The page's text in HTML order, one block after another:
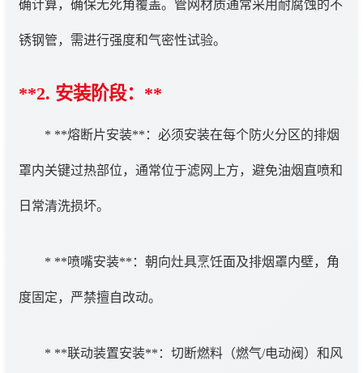
确计算，确保无死角覆盖。管网材质通常采用耐腐蚀的不
锈钢管，需进行强度和气密性试验。
**2. 安装阶段：**
* **熔断片安装**：必须安装在每个防火分区的排烟
罩内关键过热部位，通常位于滤网上方，避免油烟直喷和
日常清洗损坏。
* **喷嘴安装**：朝向灶具烹饪面及排烟罩内壁，角
度固定，严禁擅自改动。
* **联动装置安装**：切断燃料（燃气/电动阀）和风